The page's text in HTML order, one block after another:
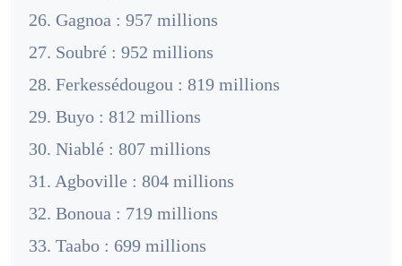
26. Gagnoa : 957 millions
27. Soubré : 952 millions
28. Ferkessédougou : 819 millions
29. Buyo : 812 millions
30. Niablé : 807 millions
31. Agboville : 804 millions
32. Bonoua : 719 millions
33. Taabo : 699 millions